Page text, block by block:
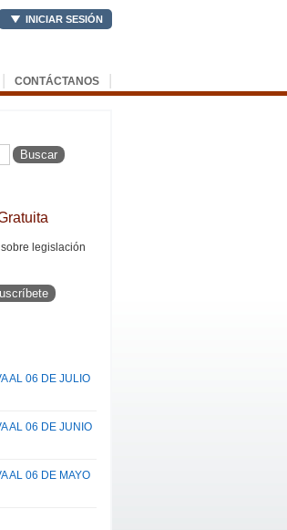
| CONTÁCTANOS |
INICIAR SESIÓN
legislación
AL 06 DE JULIO
AL 06 DE JUNIO
AL 06 DE MAYO